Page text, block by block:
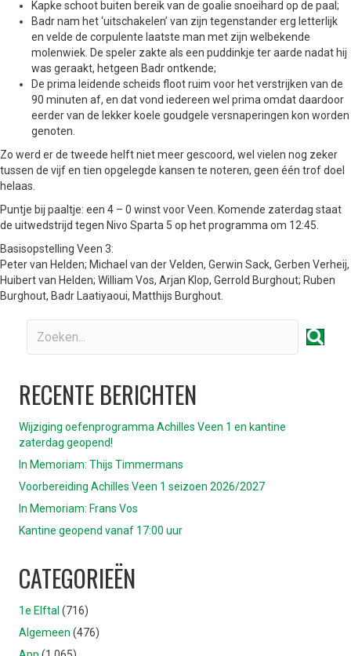
Kapke schoot buiten bereik van de goalie snoeihard op de paal;
Badr nam het ‘uitschakelen’ van zijn tegenstander erg letterlijk
en velde de corpulente laatste man met zijn welbekende
molenwiek. De speler zakte als een puddinkje ter aarde nadat hij
was geraakt, hetgeen Badr ontkende;
De prima leidende scheids floot ruim voor het verstrijken van de
90 minuten af, en dat vond iedereen wel prima omdat daardoor
eerder van de lekker koele goudgele versnaperingen kon worden
genoten.
Zo werd er de tweede helft niet meer gescoord, wel vielen nog zeker
tussen de vijf en tien opgelegde kansen te noteren, geen één trof doel
helaas.
Puntje bij paaltje: een 4 – 0 winst voor Veen. Komende zaterdag staat
de uitwedstrijd tegen Nivo Sparta 5 op het programma om 12:45.
Basisopstelling Veen 3:
Peter van Helden; Michael van der Velden, Gerwin Sack, Gerben Verheij,
Huibert van Helden; William Vos, Arjan Klop, Gerrold Burghout; Ruben
Burghout, Badr Laatiyaoui, Matthijs Burghout.
RECENTE BERICHTEN
Wijziging oefenprogramma Achilles Veen 1 en kantine
zaterdag geopend!
In Memoriam: Thijs Timmermans
Voorbereiding Achilles Veen 1 seizoen 2026/2027
In Memoriam: Frans Vos
Kantine geopend vanaf 17:00 uur
CATEGORIEËN
1e Elftal (716)
Algemeen (476)